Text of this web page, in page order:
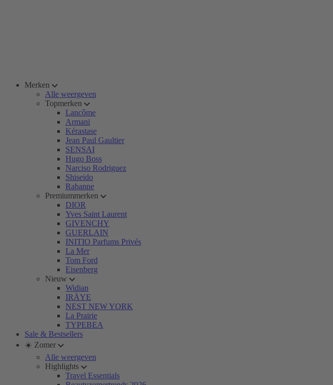
Merken
Alle weergeven
Topmerken
Lancôme
Armani
Kérastase
Jean Paul Gaultier
SENSAI
Hugo Boss
Narciso Rodriguez
Shiseido
Rabanne
Premiummerken
DIOR
Yves Saint Laurent
GIVENCHY
GUERLAIN
INITIO Parfums Privés
La Mer
Tom Ford
Eisenberg
Nieuw
Widian
IRÄYE
NEST NEW YORK
La Prairie
TYPEBEA
Sale & Bestsellers
☀️ Zomer
Alle weergeven
Highlights
Travel Essentials